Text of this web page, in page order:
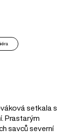
setkala s
Prastarým
savců severní